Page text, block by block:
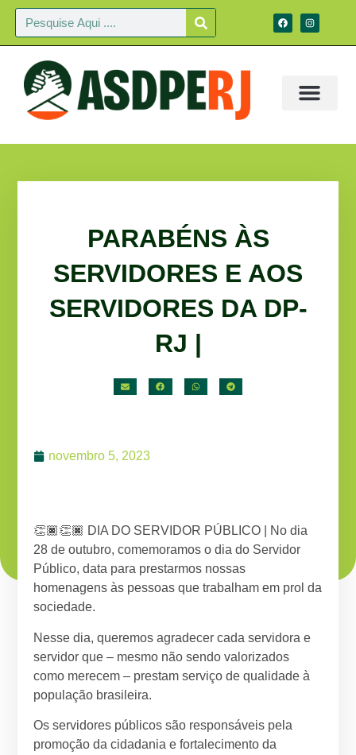
PARABÉNS ÀS
SERVIDORES E AOS
SERVIDORES DA DP-
RJ |
novembro 5, 2023
👏🏿👏🏿 DIA DO SERVIDOR PÚBLICO | No dia
28 de outubro, comemoramos o dia do Servidor
Público, data para prestarmos nossas
homenagens às pessoas que trabalham em prol da
sociedade.
Nesse dia, queremos agradecer cada servidora e
servidor que – mesmo não sendo valorizados
como merecem – prestam serviço de qualidade à
população brasileira.
Os servidores públicos são responsáveis pela
promoção da cidadania e fortalecimento da